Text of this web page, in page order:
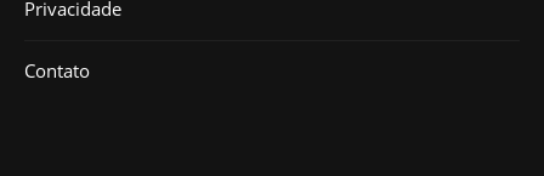
Privacidade
Contato